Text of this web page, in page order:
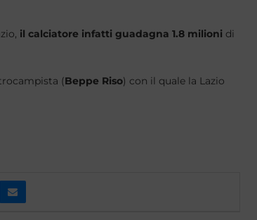
il calciatore infatti guadagna 1.8 milioni di
(Beppe Riso) con il quale la Lazio